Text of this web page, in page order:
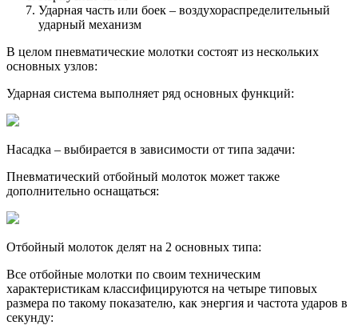
Ударная часть или боек – воздухораспределительный
ударный механизм
В целом пневматические молотки состоят из нескольких
основных узлов:
Ударная система выполняет ряд основных функций:
Насадка – выбирается в зависимости от типа задачи:
Пневматический отбойный молоток может также
дополнительно оснащаться:
Отбойный молоток делят на 2 основных типа:
Все отбойные молотки по своим техническим
характеристикам классифицируются на четыре типовых
размера по такому показателю, как энергия и частота ударов в
секунду: